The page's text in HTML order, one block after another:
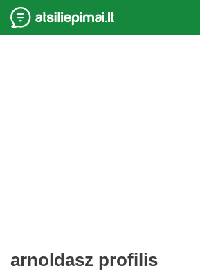
arnoldasz profilis